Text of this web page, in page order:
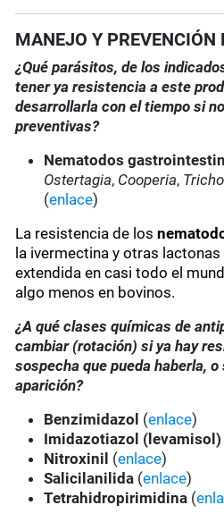
MANEJO Y PREVENCIÓN
¿Qué parásitos, de los
tener ya resistencia a este
desarrollarla con el tiempo si
preventivas?
Nematodos
Ostertagia, Cooperia,
(enlace)
La resistencia de los
la ivermectina y otras
extendida en casi todo el
algo menos en bovinos.
¿A qué clases químicas de
cambiar (rotación) si ya hay
sospecha que pueda haberla,
aparición?
Benzimidazol (enlace)
Imidazotiazol (levamisol)
Nitroxinil (enlace)
Salicilanilida (enlace)
Tetrahidropirimidina (